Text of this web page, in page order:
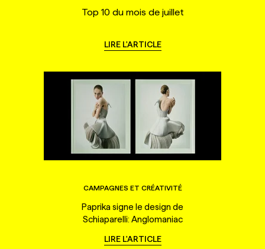
Top 10 du mois de juillet
LIRE L'ARTICLE
CAMPAGNES ET CRÉATIVITÉ
Paprika signe le design de
Schiaparelli: Anglomaniac
LIRE L'ARTICLE